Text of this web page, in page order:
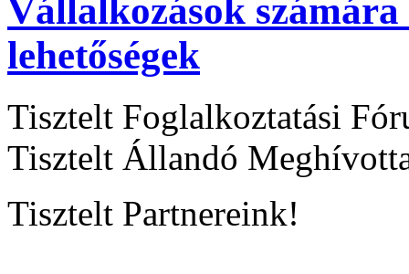
Vállalkozások
lehetőségek
Tisztelt Foglalkoztatási
Tisztelt Állandó
Tisztelt Partnereink!